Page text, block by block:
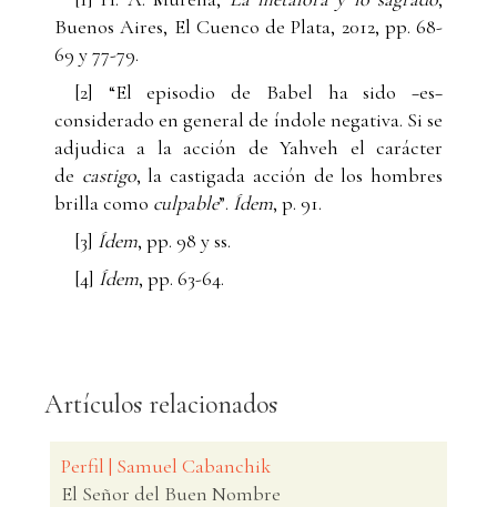
Buenos Aires, El Cuenco de Plata, 2012, pp. 68-
69 y 77-79.
[2] “El episodio de Babel ha sido −es−
considerado en general de índole negativa. Si se
adjudica a la acción de Yahveh el carácter
de castigo, la castigada acción de los hombres
brilla como culpable”. Ídem, p. 91.
[3] Ídem, pp. 98 y ss.
[4] Ídem, pp. 63-64.
Artículos relacionados
Perfil | Samuel Cabanchik
El Señor del Buen Nombre